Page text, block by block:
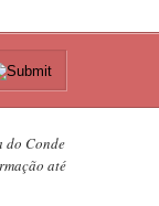
do Conde
até